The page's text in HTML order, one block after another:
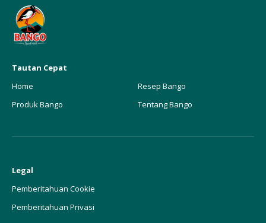
Tautan Cepat
Home
Produk Bango
Resep Bango
Tentang Bango
Legal
Pemberitahuan Cookie
Pemberitahuan Privasi